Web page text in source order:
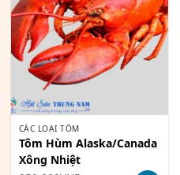
CÁC LOẠI TÔM
Tôm Hùm Alaska/Canada
Xông Nhiệt